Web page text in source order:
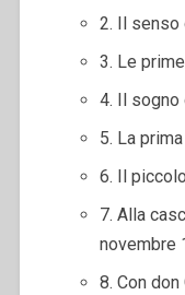
2. Il senso
3. Le
4. Il sogno
5. La
6. Il
7. Alla
novembre
8. Con